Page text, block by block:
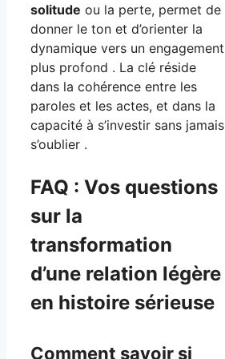
solitude ou la perte, permet de
donner le ton et d’orienter la
dynamique vers un engagement
plus profond . La clé réside
dans la cohérence entre les
paroles et les actes, et dans la
capacité à s’investir sans jamais
s’oublier .
FAQ : Vos questions
sur la
transformation
d’une relation légère
en histoire sérieuse
Comment savoir si